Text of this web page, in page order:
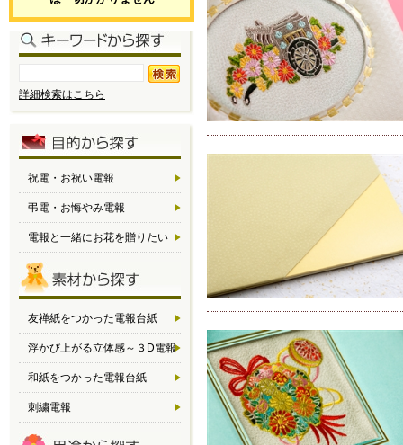
詳細検索はこちら
祝電・お祝い電報
弔電・お悔やみ電報
電報と一緒にお花を贈りたい
友禅紙をつかった電報台紙
浮かび上がる立体感～３D電報
和紙をつかった電報台紙
刺繍電報